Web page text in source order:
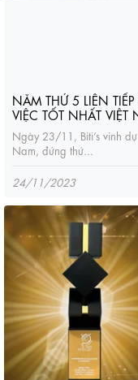
NĂM THỨ 5 LIÊN
VIỆC TỐT NHẤT VIỆT
Ngày 23/11, Biti’s vinh
Nam, đứng thứ...
24/11/2023